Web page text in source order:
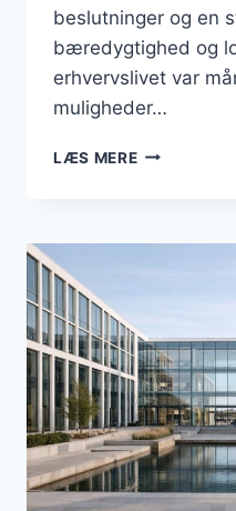
beslutninger og en
bæredygtighed og
erhvervslivet var
muligheder…
LÆS MEREBUSINESS
FOKUS
I
APRIL
2026